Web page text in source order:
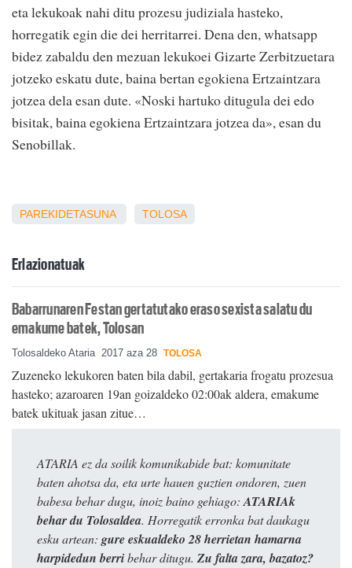
eta lekukoak nahi ditu prozesu judiziala hasteko,
horregatik egin die dei herritarrei. Dena den, whatsapp
bidez zabaldu den mezuan lekukoei Gizarte Zerbitzuetara
jotzeko eskatu dute, baina bertan egokiena Ertzaintzara
jotzea dela esan dute. «Noski hartuko ditugula dei edo
bisitak, baina egokiena Ertzaintzara jotzea da», esan du
Senobillak.
PAREKIDETASUNA TOLOSA
Erlazionatuak
Babarrunaren Festan gertatutako eraso sexista salatu du
emakume batek, Tolosan
Tolosaldeko Ataria 2017 aza 28 TOLOSA
Zuzeneko lekukoren baten bila dabil, gertakaria frogatu prozesua
hasteko; azaroaren 19an goizaldeko 02:00ak aldera, emakume
batek ukituak jasan zitue…
ATARIA ez da soilik komunikabide bat: komunitate
baten ahotsa da, eta urte hauen guztien ondoren, zuen
babesa behar dugu, inoiz baino gehiago: ATARIAk
behar du Tolosaldea. Horregatik erronka bat daukagu
esku artean: gure eskualdeko 28 herrietan hamarna
harpidedun berribehar ditugu. Zu falta zara, bazatoz?